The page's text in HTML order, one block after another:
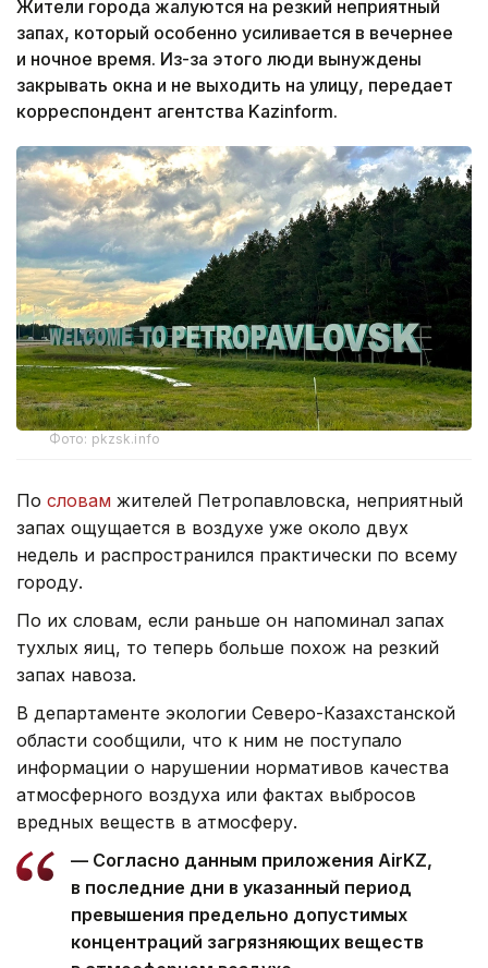
Жители города жалуются на резкий неприятный
запах, который особенно усиливается в вечернее
и ночное время. Из-за этого люди вынуждены
закрывать окна и не выходить на улицу, передает
корреспондент агентства Kazinform.
Фото: pkzsk.info
По словам жителей Петропавловска, неприятный
запах ощущается в воздухе уже около двух
недель и распространился практически по всему
городу.
По их словам, если раньше он напоминал запах
тухлых яиц, то теперь больше похож на резкий
запах навоза.
В департаменте экологии Северо-Казахстанской
области сообщили, что к ним не поступало
информации о нарушении нормативов качества
атмосферного воздуха или фактах выбросов
вредных веществ в атмосферу.
— Согласно данным приложения AirKZ,
в последние дни в указанный период
превышения предельно допустимых
концентраций загрязняющих веществ